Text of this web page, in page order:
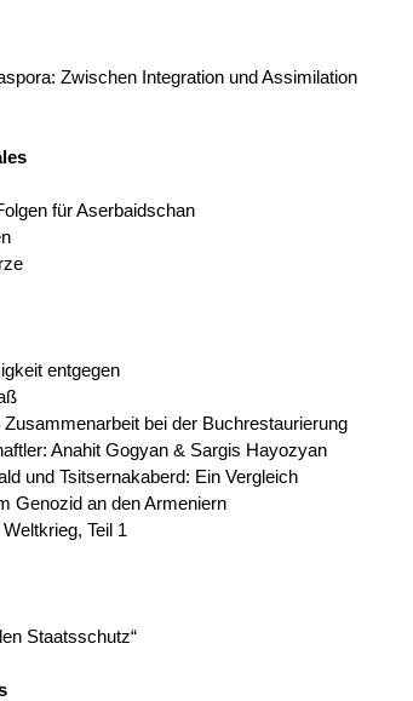
Zwischen Integration und Assimilation
für Aserbaidschan
entgegen
bei der Buchrestaurierung
Anahit Gogyan & Sargis Hayozyan
und Tsitsernakaberd: Ein Vergleich
Genozid an den Armeniern
Teil 1
Staatsschutz“